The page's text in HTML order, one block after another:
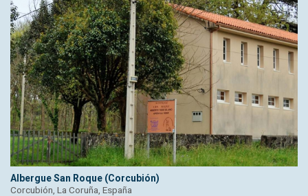
Albergue San Roque (Corcubión)
Corcubión, La Coruña, España